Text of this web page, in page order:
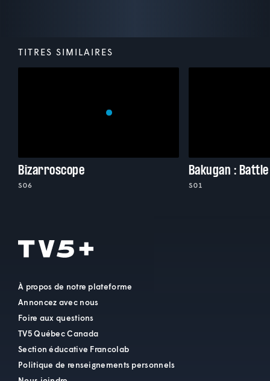
TITRES SIMILAIRES
Bizarroscope
S06
Bakugan :
S01
À propos de notre plateforme
Annoncez avec nous
Foire aux questions
TV5 Québec Canada
Section éducative Francolab
Politique de renseignements personnels